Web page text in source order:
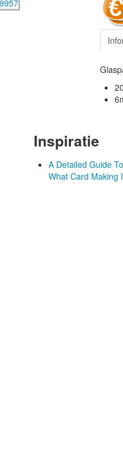
Inspiratie
A Detailed Guide
What Card Making